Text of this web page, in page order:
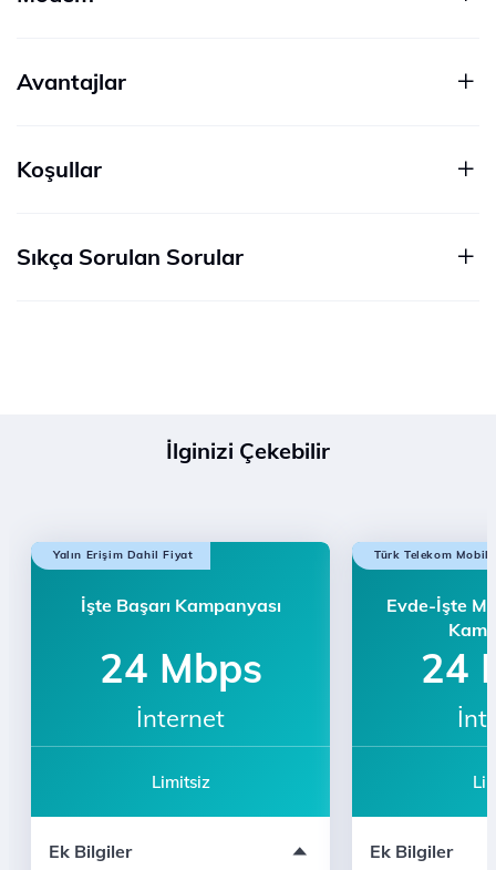
Avantajlar
Koşullar
Sıkça Sorulan Sorular
İlginizi Çekebilir
Yalın Erişim Dahil Fiyat
İşte Başarı Kampanyası
24 Mbps
İnternet
Limitsiz
Ek Bilgiler
Modem ücreti dahil değildir
Türk Telekom
Evde-İşte
24
Ek Bilgiler
Varan İndirim